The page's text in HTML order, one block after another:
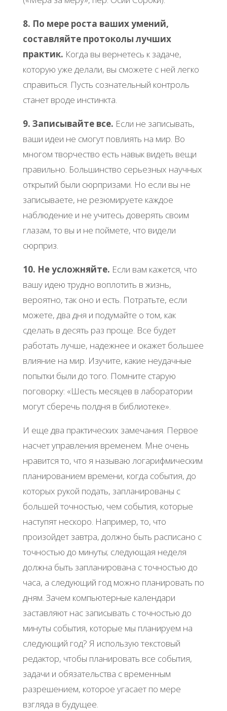
8. По мере роста ваших умений,
составляйте протоколы лучших
практик. Когда вы вернетесь к задаче,
которую уже делали, вы сможете с ней легко
справиться. Пусть сознательный контроль
станет вроде инстинкта.
9. Записывайте все. Если не записывать,
ваши идеи не смогут повлиять на мир. Во
многом творчество есть навык видеть вещи
правильно. Большинство серьезных научных
открытий были сюрпризами. Но если вы не
записываете, не резюмируете каждое
наблюдение и не учитесь доверять своим
глазам, то вы и не поймете, что видели
сюрприз.
10. Не усложняйте. Если вам кажется, что
вашу идею трудно воплотить в жизнь,
вероятно, так оно и есть. Потратьте, если
можете, два дня и подумайте о том, как
сделать в десять раз проще. Все будет
работать лучше, надежнее и окажет большее
влияние на мир. Изучите, какие неудачные
попытки были до того. Помните старую
поговорку: «Шесть месяцев в лаборатории
могут сберечь полдня в библиотеке».
И еще два практических замечания. Первое
насчет управления временем. Мне очень
нравится то, что я называю логарифмическим
планированием времени, когда события, до
которых рукой подать, запланированы с
большей точностью, чем события, которые
наступят нескоро. Например, то, что
произойдет завтра, должно быть расписано с
точностью до минуты; следующая неделя
должна быть запланирована с точностью до
часа, а следующий год можно планировать по
дням. Зачем компьютерные календари
заставляют нас записывать с точностью до
минуты события, которые мы планируем на
следующий год? Я использую текстовый
редактор, чтобы планировать все события,
задачи и обязательства с временным
разрешением, которое угасает по мере
взгляда в будущее.